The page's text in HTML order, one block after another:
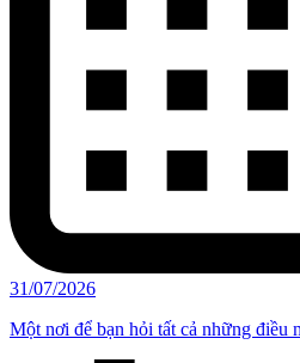
31/07/2026
Một nơi để bạn hỏi tất cả những điều